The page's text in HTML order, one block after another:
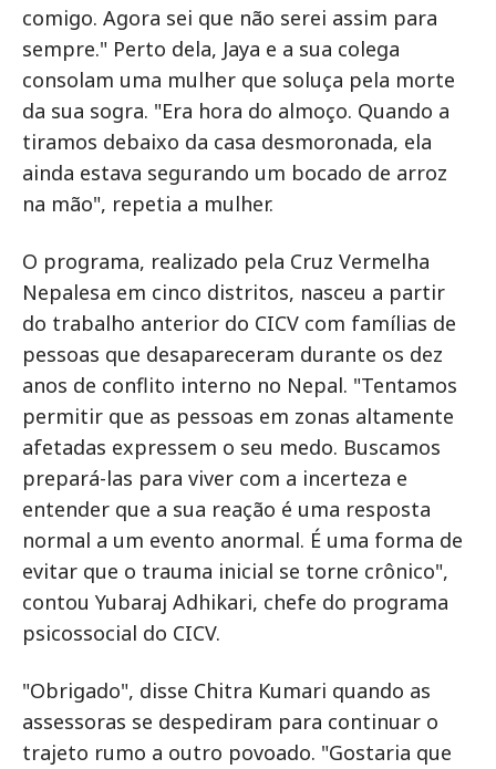
comigo. Agora sei que não serei assim para
sempre." Perto dela, Jaya e a sua colega
consolam uma mulher que soluça pela morte
da sua sogra. "Era hora do almoço. Quando a
tiramos debaixo da casa desmoronada, ela
ainda estava segurando um bocado de arroz
na mão", repetia a mulher.
O programa, realizado pela Cruz Vermelha
Nepalesa em cinco distritos, nasceu a partir
do trabalho anterior do CICV com famílias de
pessoas que desapareceram durante os dez
anos de conflito interno no Nepal. "Tentamos
permitir que as pessoas em zonas altamente
afetadas expressem o seu medo. Buscamos
prepará-las para viver com a incerteza e
entender que a sua reação é uma resposta
normal a um evento anormal. É uma forma de
evitar que o trauma inicial se torne crônico",
contou Yubaraj Adhikari, chefe do programa
psicossocial do CICV.
"Obrigado", disse Chitra Kumari quando as
assessoras se despediram para continuar o
trajeto rumo a outro povoado. "Gostaria que